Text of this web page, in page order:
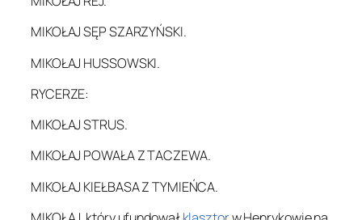
MIKOŁAJ SĘP SZARZYŃSKI.
MIKOŁAJ HUSSOWSKI.
RYCERZE:
MIKOŁAJ STRUS.
MIKOŁAJ POWAŁA Z TACZEWA.
MIKOŁAJ KIEŁBASA Z TYMIEŃCA.